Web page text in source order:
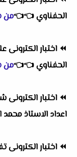
الحفناوي👈
👈من
⏪ اختبار
الحفناوي👈
👈من
⏪ اختبار
اعداد الاستاذ محمد
⏪ اختبار